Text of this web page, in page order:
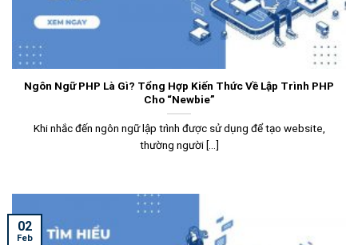
Ngôn Ngữ PHP Là Gì? Tổng Hợp Kiến Thức Về Lập Trình PHP
Cho “Newbie”
Khi nhắc đến ngôn ngữ lập trình được sử dụng để tạo website,
thường người [...]
02
Feb